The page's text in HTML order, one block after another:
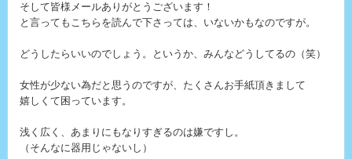
そして皆様メールありがとうございます！
と言ってもこちらを読んで下さっては、いないかもなのですが。
どうしたらいいのでしょう。というか、みんなどうしてるの（笑）
女性が少ない為だと思うのですが、たくさんお手紙頂きまして
嬉しくて困っています。
浅く広く、あまりにもなりすぎるのは嫌ですし。
（そんなに器用じゃないし）